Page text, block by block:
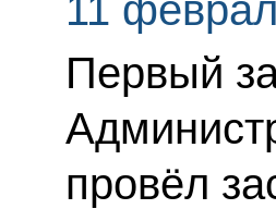
11
Первый
провёл